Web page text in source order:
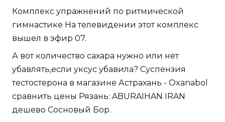
Комплекс упражнений по ритмической
гимнастике На телевидении этот комплекс
вышел в эфир 07.
А вот количество сахара нужно или нет
убавлять,если уксус убавила? Суспензия
тестостерона в магазине Астрахань - Oxanabol
сравнить цены Рязань: ABURAIHAN IRAN
дешево Сосновый Бор.